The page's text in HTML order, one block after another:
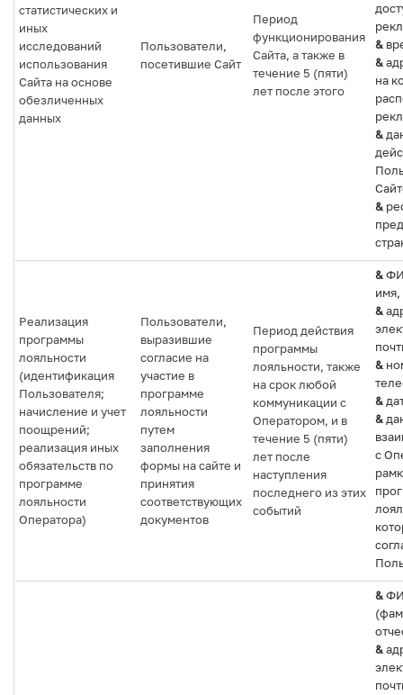
статистических и
иных
исследований
использования
Сайта на основе
обезличенных
данных
Пользователи,
посетившие Сайт
Период
функционирования
Сайта, а также в
течение 5 (пяти)
лет после этого
&
&
на
&
&
Реализация
программы
лояльности
(идентификация
Пользователя;
начисление и учет
поощрений;
реализация иных
обязательств по
программе
лояльности
Оператора)
Пользователи,
выразившие
согласие на
участие в
программе
лояльности
путем
заполнения
формы на сайте и
принятия
соответствующих
документов
Период действия
программы
лояльности, также
на срок любой
коммуникации с
Оператором, и в
течение 5 (пяти)
лет после
наступления
последнего из этих
событий
&
имя,
&
&
&
&
с
&
&